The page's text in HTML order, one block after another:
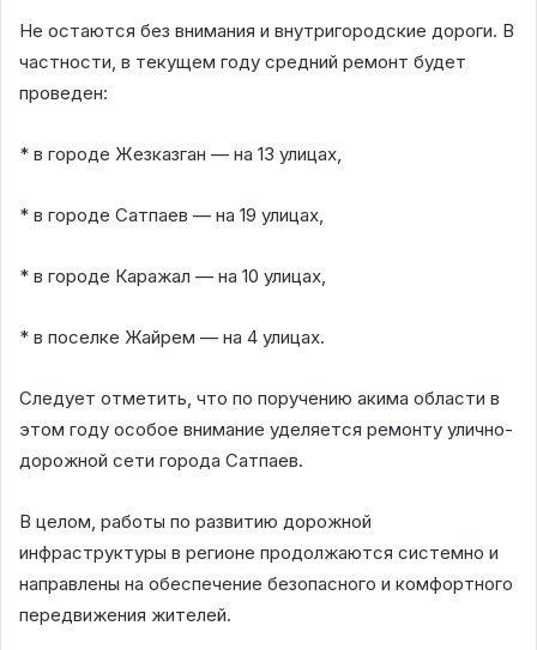
Не остаются без внимания и внутригородские дороги. В
частности, в текущем году средний ремонт будет
проведен:
* в городе Жезказган — на 13 улицах,
* в городе Сатпаев — на 19 улицах,
* в городе Каражал — на 10 улицах,
* в поселке Жайрем — на 4 улицах.
Следует отметить, что по поручению акима области в
этом году особое внимание уделяется ремонту улично-
дорожной сети города Сатпаев.
В целом, работы по развитию дорожной
инфраструктуры в регионе продолжаются системно и
направлены на обеспечение безопасного и комфортного
передвижения жителей.